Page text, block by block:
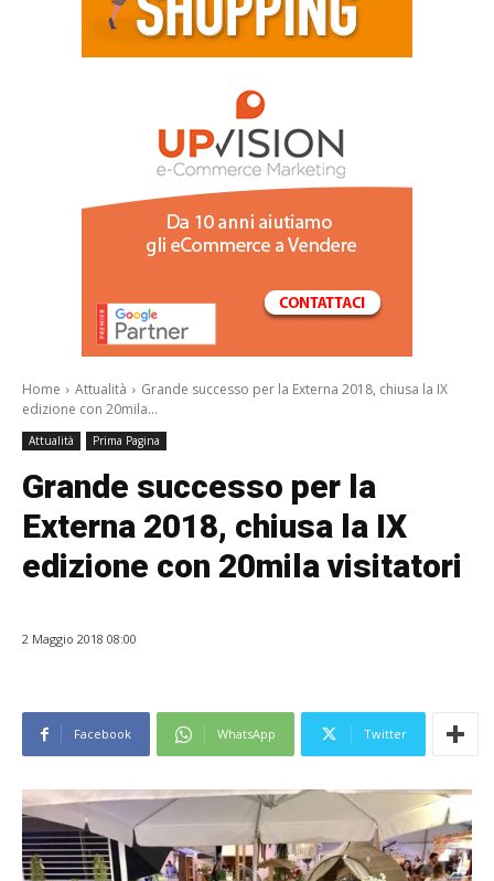
Home
Attualità
Grande successo per la Externa 2018, chiusa la IX
edizione con 20mila...
Attualità Prima Pagina
Grande successo per la
Externa 2018, chiusa la IX
edizione con 20mila visitatori
2 Maggio 2018 08:00
Facebook WhatsApp Twitter